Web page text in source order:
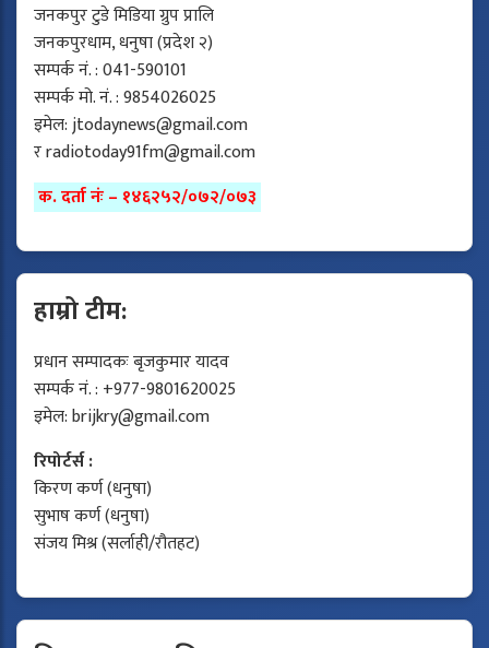
जनकपुर टुडे मिडिया ग्रुप प्रालि
जनकपुरधाम, धनुषा (प्रदेश २)
सम्पर्क नं. : 041-590101
सम्पर्क मो. नं. : 9854026025
इमेल:jtodaynews@gmail.com
रradiotoday91fm@gmail.com
क. दर्ता नंः – १४६२५२/०७२/०७३
हाम्रो टीम:
प्रधान सम्पादकः बृजकुमार यादव
सम्पर्क नं. : +977-9801620025
इमेल:brijkry@gmail.com
रिपोर्टर्स :
किरण कर्ण (धनुषा)
सुभाष कर्ण (धनुषा)
संजय मिश्र (सर्लाही/रौतहट)